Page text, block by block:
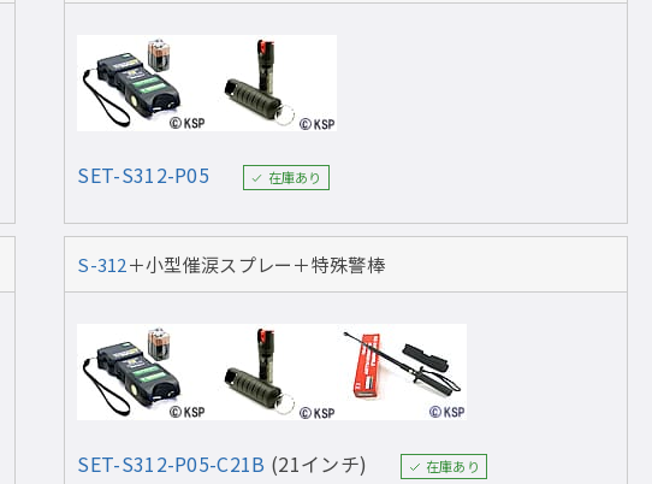
SET-S312-P05 在庫あり
S-312＋小型催涙スプレー＋特殊警棒
SET-S312-P05-C21B (21インチ) 在庫あり